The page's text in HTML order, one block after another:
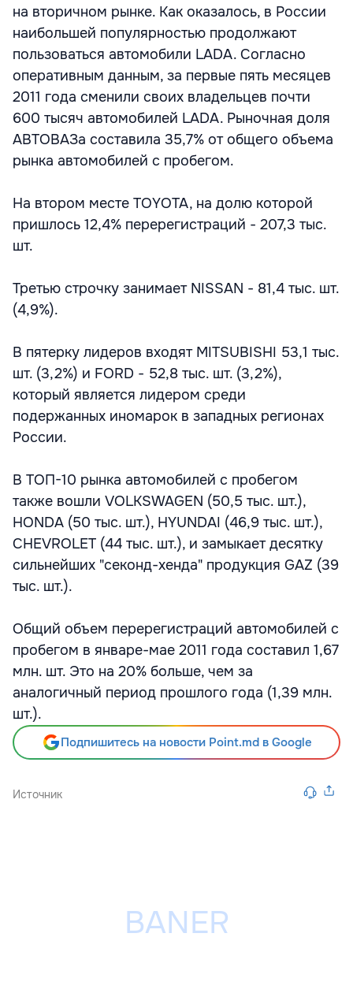
на вторичном рынке. Как оказалось, в России
наибольшей популярностью продолжают
пользоваться автомобили LADA. Согласно
оперативным данным, за первые пять месяцев
2011 года сменили своих владельцев почти
600 тысяч автомобилей LADA. Рыночная доля
АВТОВАЗа составила 35,7% от общего объема
рынка автомобилей с пробегом.
На втором месте TOYOTA, на долю которой
пришлось 12,4% перерегистраций - 207,3 тыс.
шт.
Третью строчку занимает NISSAN - 81,4 тыс. шт.
(4,9%).
В пятерку лидеров входят MITSUBISHI 53,1 тыс.
шт. (3,2%) и FORD - 52,8 тыс. шт. (3,2%),
который является лидером среди
подержанных иномарок в западных регионах
России.
В ТОП-10 рынка автомобилей с пробегом
также вошли VOLKSWAGEN (50,5 тыс. шт.),
HONDA (50 тыс. шт.), HYUNDAI (46,9 тыс. шт.),
CHEVROLET (44 тыс. шт.), и замыкает десятку
сильнейших "секонд-хенда" продукция GAZ (39
тыс. шт.).
Общий объем перерегистраций автомобилей с
пробегом в январе-мае 2011 года составил 1,67
млн. шт. Это на 20% больше, чем за
аналогичный период прошлого года (1,39 млн.
шт.).
Подпишитесь на новости Point.md в Google
Источник